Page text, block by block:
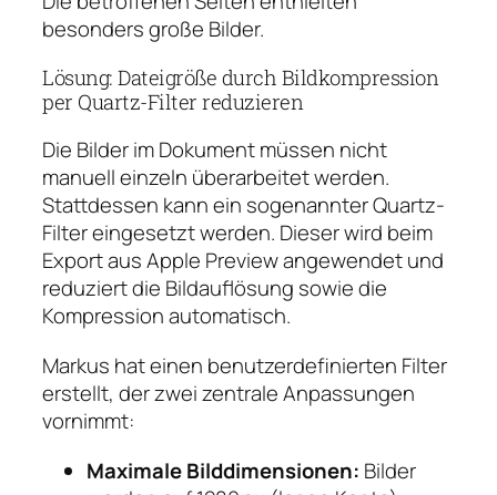
besonders große Bilder.
Lösung: Dateigröße durch Bildkompression
per Quartz-Filter reduzieren
Die Bilder im Dokument müssen nicht
manuell einzeln überarbeitet werden.
Stattdessen kann ein sogenannterQuartz-
Filtereingesetzt werden. Dieser wird beim
Export aus Apple Preview angewendet und
reduziert die Bildauflösung sowie die
Kompression automatisch.
Markus hat einen benutzerdefinierten Filter
erstellt, der zwei zentrale Anpassungen
vornimmt:
Maximale Bilddimensionen: Bilder